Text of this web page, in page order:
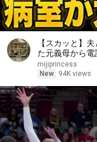
【スカッと】
た元義母から電
「無理です。だ
間、病室は大騒
mijiprincess
New
94K views